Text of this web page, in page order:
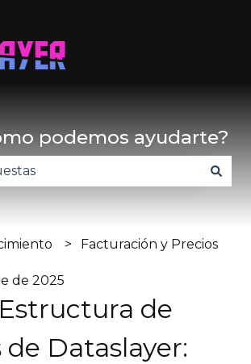
de Mostrar submenú de
podemos ayudarte?
Facturación y Precios
de 2025
de
de Dataslayer: